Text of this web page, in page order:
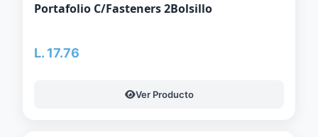
Portafolio C/Fasteners 2Bolsillo
L. 17.76
Ver Producto